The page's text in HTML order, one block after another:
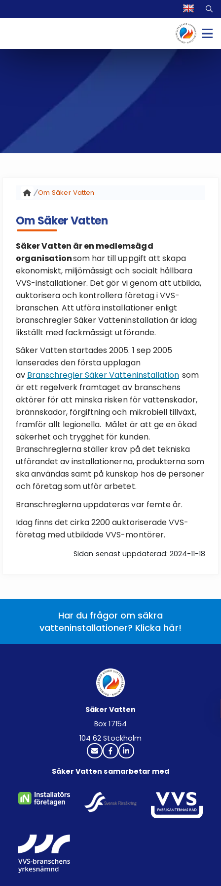
Om Säker Vatten
Om Säker Vatten
Säker Vatten är en medlemsägd
organisationsom har till uppgift att skapa
ekonomiskt, miljömässigt och socialt hållbara
VVS-installationer. Det gör vi genom att utbilda,
auktorisera och kontrollera företag i VVS-
branschen. Att utföra installationer enligt
branschregler Säker Vatteninstallation är idag
likställt med fackmässigt utförande.
Säker Vatten startades 2005. 1 sep 2005
lanserades den första upplagan
av Branschregler Säker Vatteninstallationsom
är ett regelverk framtaget av branschens
aktörer för att minska risken för vattenskador,
brännskador, förgiftning och mikrobiell tillväxt,
framför allt legionella. Målet är att ge en ökad
säkerhet och trygghet för kunden.
Branschreglerna ställer krav på det tekniska
utförandet av installationerna, produkterna som
ska användas samt på kunskap hos de personer
och företag som utför arbetet.
Branschreglerna uppdateras var femte år.
Idag finns det cirka 2200 auktoriserade VVS-
företag med utbildade VVS-montörer.
Sidan senast uppdaterad: 2024-11-18
Har du frågor om säkra
vatteninstallationer? Klicka här!
Säker Vatten
Box 17154
104 62 Stockholm
Säker Vatten samarbetar med